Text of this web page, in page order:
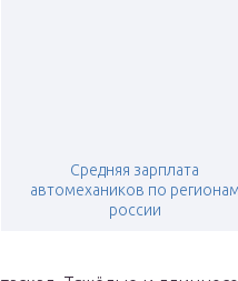
Средняя зарплата
автомехаников по регионам
россии